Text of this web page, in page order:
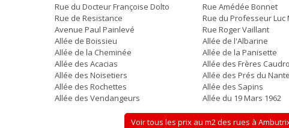
Rue du Docteur Françoise Dolto Rue Amédée Bonnet
Rue de Resistance Rue du Professeur Luc
Avenue Paul Painlevé Rue Roger Vaillant
Allée de Boissieu Allée de l'Albarine
Allée de la Cheminée Allée de la Panisette
Allée des Acacias Allée des Frères
Allée des Noisetiers Allée des Prés du
Allée des Rochettes Allée des Sapins
Allée des Vendangeurs Allée du 19 Mars 1962
Voir tous les prix au m2 des rues à